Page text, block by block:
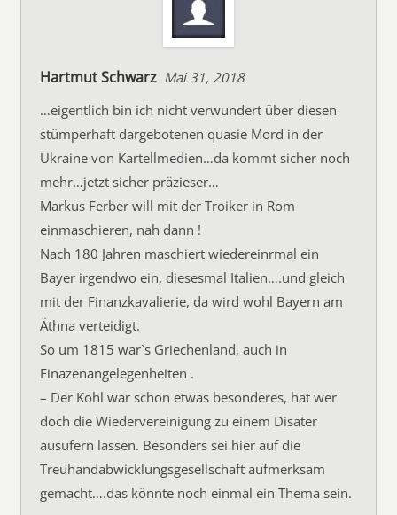
Hartmut Schwarz Mai 31, 2018
…eigentlich bin ich nicht verwundert über diesen
stümperhaft dargebotenen quasie Mord in der
Ukraine von Kartellmedien…da kommt sicher noch
mehr…jetzt sicher präzieser…
Markus Ferber will mit der Troiker in Rom
einmaschieren, nah dann !
Nach 180 Jahren maschiert wiedereinrmal ein
Bayer irgendwo ein, diesesmal Italien….und gleich
mit der Finanzkavalierie, da wird wohl Bayern am
Äthna verteidigt.
So um 1815 war`s Griechenland, auch in
Finazenangelegenheiten .
– Der Kohl war schon etwas besonderes, hat wer
doch die Wiedervereinigung zu einem Disater
ausufern lassen. Besonders sei hier auf die
Treuhandabwicklungsgesellschaft aufmerksam
gemacht….das könnte noch einmal ein Thema sein.